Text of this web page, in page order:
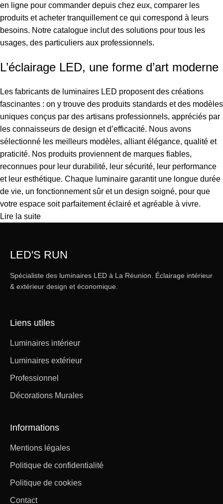
en ligne pour commander depuis chez eux, comparer les
produits et acheter tranquillement ce qui correspond à leurs
besoins. Notre catalogue inclut des solutions pour tous les
usages, des particuliers aux professionnels.
L’éclairage LED, une forme d’art moderne
Les fabricants de luminaires LED proposent des créations
fascinantes : on y trouve des produits standards et des modèles
uniques conçus par des artisans professionnels, appréciés par
les connaisseurs de design et d’efficacité. Nous avons
sélectionné les meilleurs modèles, alliant élégance, qualité et
praticité. Nos produits proviennent de marques fiables,
reconnues pour leur durabilité, leur sécurité, leur performance
et leur esthétique. Chaque luminaire garantit une longue durée
de vie, un fonctionnement sûr et un design soigné, pour que
votre espace soit parfaitement éclairé et agréable à vivre.
Lire la suite
LED'S RUN
Spécialiste des luminaires LED à La Réunion. Éclairage intérieur
& extérieur design et économique.
Liens utiles
Luminaires intérieur
Luminaires extérieur
Professionnel
Décorations Murales
Informations
Mentions légales
Politique de confidentialité
Politique de cookies
Contact